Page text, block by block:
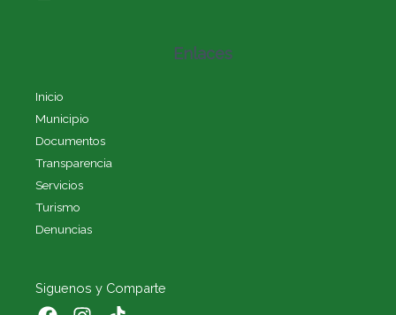
Enlaces
Inicio
Municipio
Documentos
Transparencia
Servicios
Turismo
Denuncias
Siguenos y Comparte